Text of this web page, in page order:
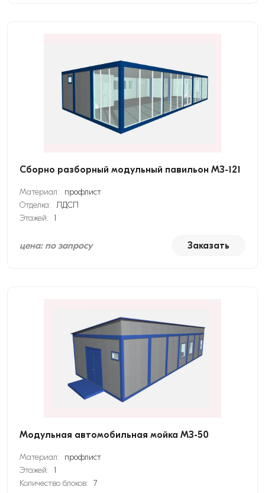
Сборно разборный модульный павильон МЗ-121
Материал:
профлист
Отделка: ЛДСП
Этажей:
1
цена: по запросу Заказать
Модульная автомобильная мойка МЗ-50
Материал:
профлист
Этажей:
1
Количество блоков: 7